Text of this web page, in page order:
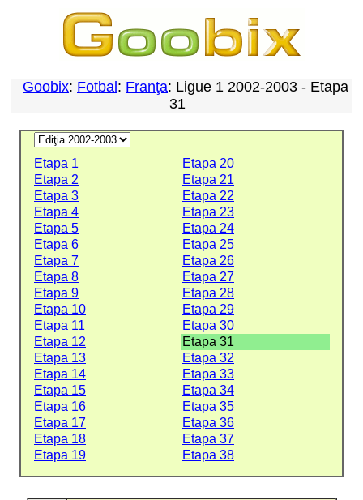
Goobix: Fotbal : Franţa: Ligue 1 2002-2003 - Etapa
31
Etapa 1
Etapa 20
Etapa 2
Etapa 21
Etapa 3
Etapa 22
Etapa 4
Etapa 23
Etapa 5
Etapa 24
Etapa 6
Etapa 25
Etapa 7
Etapa 26
Etapa 8
Etapa 27
Etapa 9
Etapa 28
Etapa 10
Etapa 29
Etapa 11
Etapa 30
Etapa 12
Etapa 31
Etapa 13
Etapa 32
Etapa 14
Etapa 33
Etapa 15
Etapa 34
Etapa 16
Etapa 35
Etapa 17
Etapa 36
Etapa 18
Etapa 37
Etapa 19
Etapa 38